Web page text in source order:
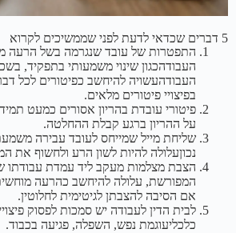
5 דברים שכדאי לדעת לפני שממשיכים לקרוא
התפטרות של עובד שנגרמה בשל הרעה
העבודהכגון שינוי משמעותי בתפקיד,
העבודהעשויה להיחשב כפיטורים לכל
בפיצויי פיטורים מלאים.
פיטורי עובדת בהריון אסורים כמעט
על ההריון ברגע קבלת ההחלטה.
שליחת מייל שמייחס לעובד עבירה
נכוןעלולה להיות לשון הרע ולחשוף את
הצבת מצלמות מעקב ליד עמדת עבודתו
המפורשת, עלולה להיחשב כהרעה
אם הסיבה להצבתן לגיטימית לחלוטין.
לבית הדין לעבודה יש סמכות לפסוק
כלכליעוגמת נפש, השפלה, פגיעה בכבוד.